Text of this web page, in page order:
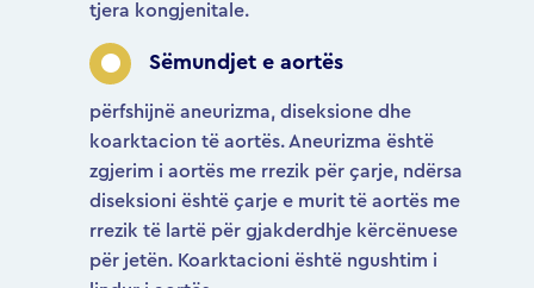
tjera kongjenitale.
Sëmundjet e aortës
përfshijnë aneurizma, diseksione dhe
koarktacion të aortës. Aneurizma është
zgjerim i aortës me rrezik për çarje, ndërsa
diseksioni është çarje e murit të aortës me
rrezik të lartë për gjakderdhje kërcënuese
për jetën. Koarktacioni është ngushtim i